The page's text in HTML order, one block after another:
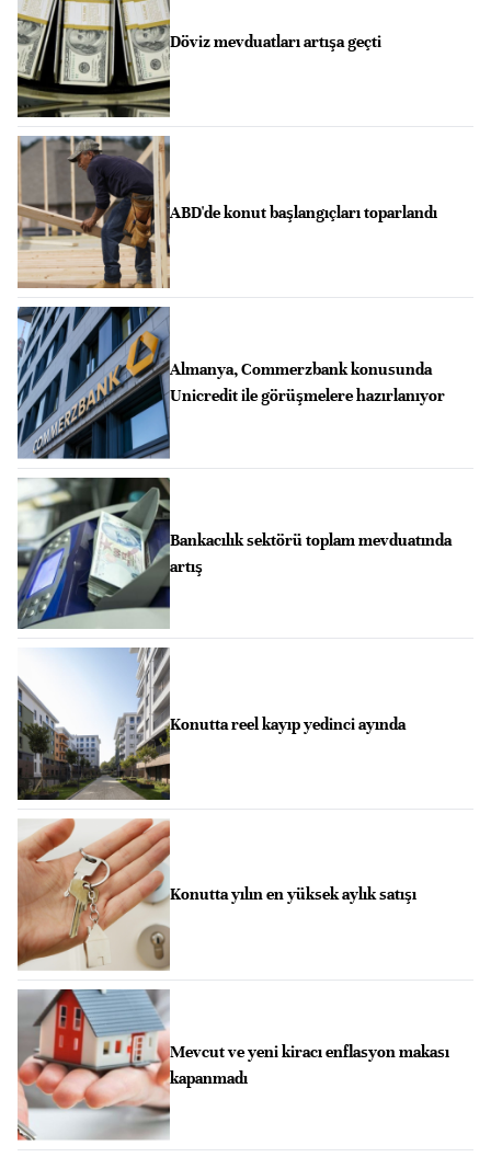
Döviz mevduatları artışa geçti
ABD'de konut başlangıçları toparlandı
Almanya, Commerzbank konusunda
Unicredit ile görüşmelere hazırlanıyor
Bankacılık sektörü toplam mevduatında
artış
Konutta reel kayıp yedinci ayında
Konutta yılın en yüksek aylık satışı
Mevcut ve yeni kiracı enflasyon makası
kapanmadı